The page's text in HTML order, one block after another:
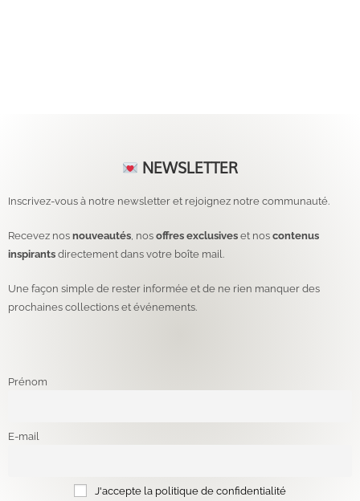
NEWSLETTER
Inscrivez-vous à notre newsletter et rejoignez notre communauté.
Recevez nos nouveautés , nos offres exclusives et nos contenus
inspirants directement dans votre boîte mail.
Une façon simple de rester informée et de ne rien manquer des
prochaines collections et événements.
Prénom
E-mail
J'accepte la politique de confidentialité